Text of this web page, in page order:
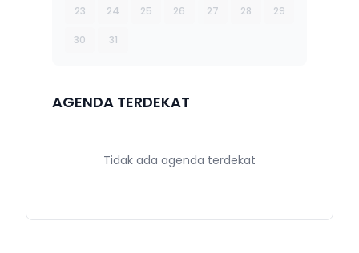
23 24 25 26 27 28 29
30 31
AGENDA TERDEKAT
Tidak ada agenda terdekat